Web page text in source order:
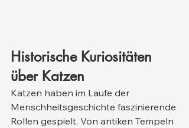
Historische Kuriositäten
über Katzen
Katzen haben im Laufe der
Menschheitsgeschichte faszinierende
Rollen gespielt. Von antiken Tempeln